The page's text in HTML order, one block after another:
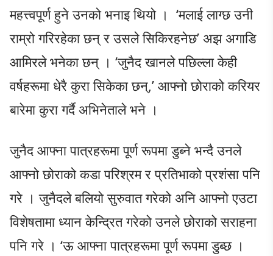
महत्त्वपूर्ण हुने उनको भनाइ थियो । ‘मलाई लाग्छ उनी
राम्रो गरिरहेका छन् र उसले सिकिरहनेछ’ अझ अगाडि
आमिरले भनेका छन् । ‘जुनैद खानले पछिल्ला केही
वर्षहरूमा धेरै कुरा सिकेका छन्,’ आफ्नो छोराको करियर
बारेमा कुरा गर्दै अभिनेताले भने ।
जुनैद आफ्ना पात्रहरूमा पूर्ण रूपमा डुब्ने भन्दै उनले
आफ्नो छोराको कडा परिश्रम र प्रतिभाको प्रशंसा पनि
गरे । जुनैदले बलियो सुरुवात गरेको अनि आफ्नो एउटा
विशेषतामा ध्यान केन्द्रित गरेको उनले छोराको सराहना
पनि गरे । ‘ऊ आफ्ना पात्रहरूमा पूर्ण रूपमा डुब्छ ।